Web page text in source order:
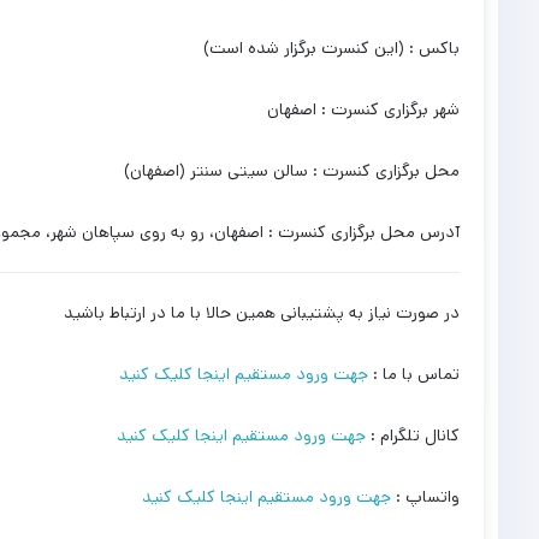
باکس : (این کنسرت برگزار شده است)
شهر برگزاری کنسرت : اصفهان
محل برگزاری کنسرت : سالن سیتی سنتر (اصفهان)
آدرس محل برگزاری کنسرت : اصفهان، رو به روی سپاهان شهر،
در صورت نیاز به پشتیبانی همین حالا با ما در ارتباط باشید
تماس با ما : جهت ورود مستقیم اینجا کلیک کنید
کانال تلگرام : جهت ورود مستقیم اینجا کلیک کنید
واتساپ : جهت ورود مستقیم اینجا کلیک کنید